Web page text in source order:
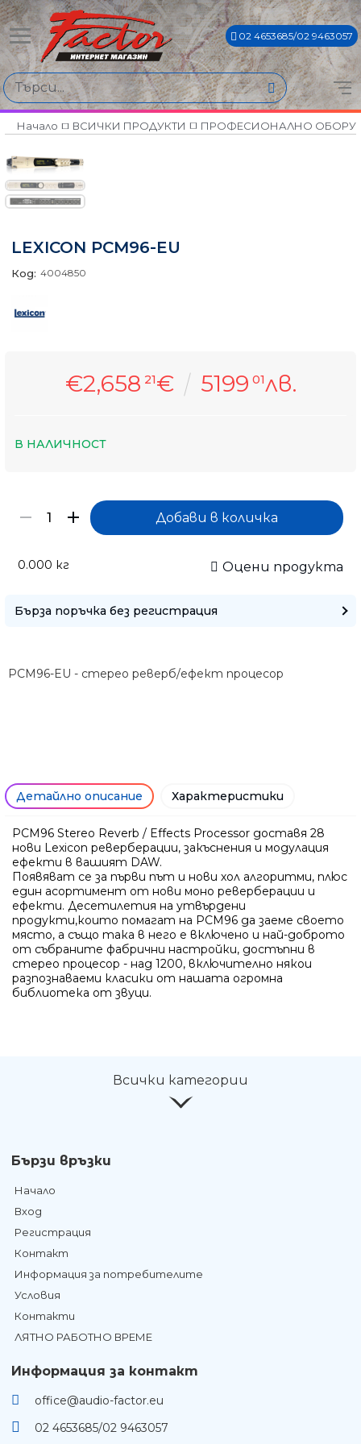
02 4653685/02 9463057
Начало ВСИЧКИ ПРОДУКТИ ПРОФЕСИОНАЛНО
LEXICON PCM96-EU
Код: 4004850
€2,658 21€ 5199 01лв.
В НАЛИЧНОСТ
0.000 кг Оцени продукта
Бърза поръчка без регистрация
Само
Ние ще се свържем с вас в
PCM96-EU - стерео реверб/ефект процесор
Детайлно описание Характеристики
PCM96 Stereo Reverb / Effects Processor доставя 28
нови Lexicon реверберации, закъснения и модулация
ефекти в вашият DAW.
Появяват се за първи път и нови хол алгоритми, плюс
един асортимент от нови моно реверберации и
ефекти. Десетилетия на утвърдени
продукти,които помагат на PCM96 да заеме своето
място, а също така в него е включено и най-доброто
от събраните фабрични настройки, достъпни в
стерео процесор - над 1200, включително някои
разпознаваеми класики от нашата огромна
библиотека от звуци.
Всички категории
Бързи връзки
Начало
Вход
Регистрация
Контакт
Информация за потребителите
Условия
Контакти
ЛЯТНО РАБОТНО ВРЕМЕ
Информация за контакт
office@audio-factor.eu
02 4653685/02 9463057